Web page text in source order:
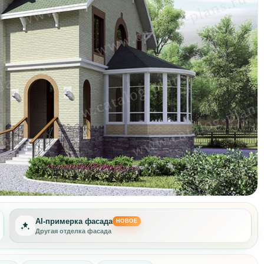
AI-примерка фасада НОВОЕ
Новая стилистика дома